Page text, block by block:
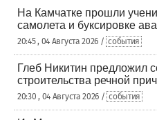
На Камчатке прошли
самолета и буксировке
20:45 , 04 Августа 2026 / события
Глеб Никитин предложил
строительства речной
20:30 , 04 Августа 2026 / события